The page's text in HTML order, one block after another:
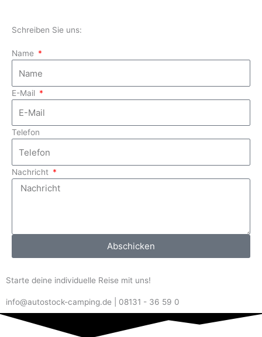
Schreiben Sie uns:
Name
E-Mail
Telefon
Nachricht
Abschicken
Starte deine individuelle Reise mit uns!
info@autostock-camping.de | 08131 - 36 59 0